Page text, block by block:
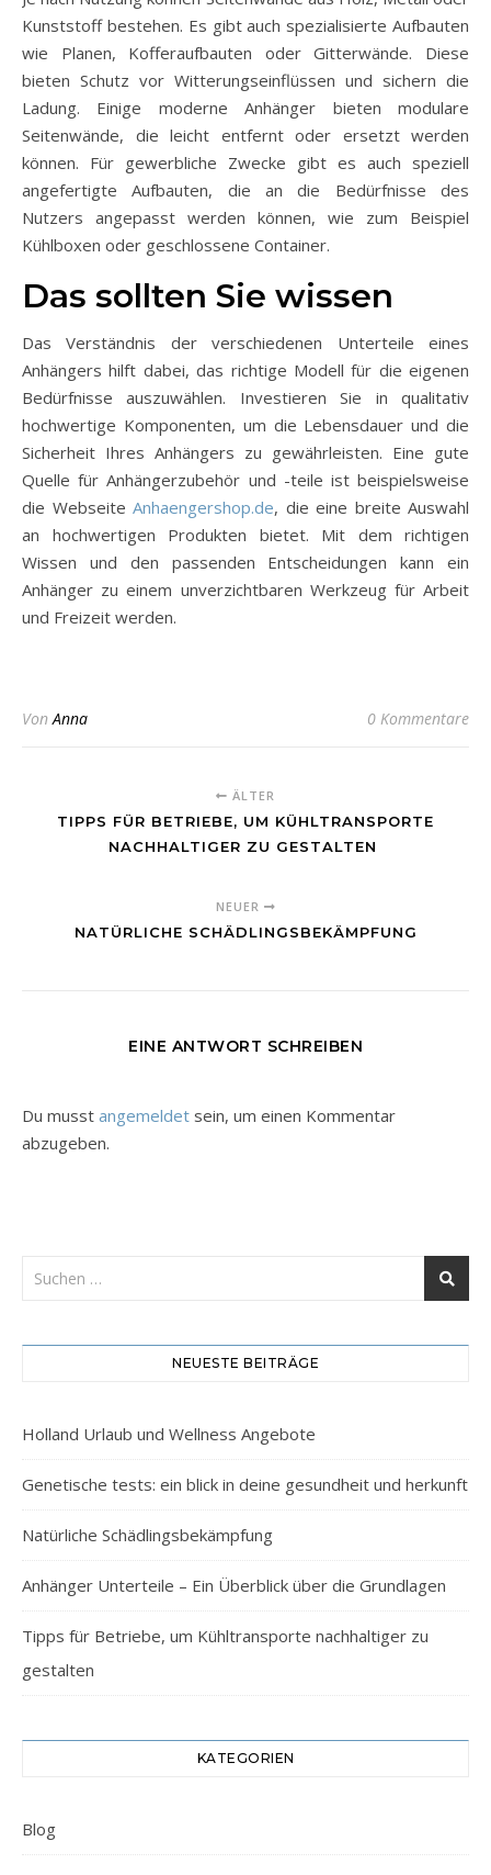
Kunststoff bestehen. Es gibt auch spezialisierte Aufbauten
wie Planen, Kofferaufbauten oder Gitterwände. Diese
bieten Schutz vor Witterungseinflüssen und sichern die
Ladung. Einige moderne Anhänger bieten modulare
Seitenwände, die leicht entfernt oder ersetzt werden
können. Für gewerbliche Zwecke gibt es auch speziell
angefertigte Aufbauten, die an die Bedürfnisse des
Nutzers angepasst werden können, wie zum Beispiel
Kühlboxen oder geschlossene Container.
Das sollten Sie wissen
Das Verständnis der verschiedenen Unterteile eines
Anhängers hilft dabei, das richtige Modell für die eigenen
Bedürfnisse auszuwählen. Investieren Sie in qualitativ
hochwertige Komponenten, um die Lebensdauer und die
Sicherheit Ihres Anhängers zu gewährleisten. Eine gute
Quelle für Anhängerzubehör und -teile ist beispielsweise
die Webseite Anhaengershop.de, die eine breite Auswahl
an hochwertigen Produkten bietet. Mit dem richtigen
Wissen und den passenden Entscheidungen kann ein
Anhänger zu einem unverzichtbaren Werkzeug für Arbeit
und Freizeit werden.
VonAnna 0 Kommentare
ÄLTER
TIPPS FÜR BETRIEBE, UM KÜHLTRANSPORTE
NACHHALTIGER ZU GESTALTEN
NEUER
NATÜRLICHE SCHÄDLINGSBEKÄMPFUNG
EINE ANTWORT SCHREIBEN
Du musst angemeldet sein, um einen Kommentar
abzugeben.
NEUESTE BEITRÄGE
Holland Urlaub und Wellness Angebote
Genetische tests: ein blick in deine gesundheit und herkunft
Natürliche Schädlingsbekämpfung
Anhänger Unterteile – Ein Überblick über die Grundlagen
Tipps für Betriebe, um Kühltransporte nachhaltiger zu
gestalten
KATEGORIEN
Blog